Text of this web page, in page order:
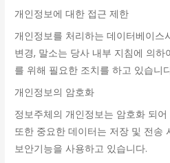
개인정보에 대한 접근 제한
개인정보를 처리하는 데이터베이스
변경, 말소는 당사 내부 지침에 의하
를 위해 필요한 조치를 하고 있습니
개인정보의 암호화
정보주체의 개인정보는 암호화 되
또한 중요한 데이터는 저장 및 전송
보안기능을 사용하고 있습니다.